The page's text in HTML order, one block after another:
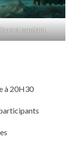
et sanglant
à 20H30